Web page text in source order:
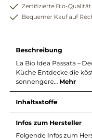
Zertifizierte Bio-Qualität
Bequemer Kauf auf
Beschreibung
La Bio Idea Passata –
Küche Entdecke die
sonnengere… Mehr
Inhaltsstoffe
Infos zum Hersteller
Folgende Infos zum